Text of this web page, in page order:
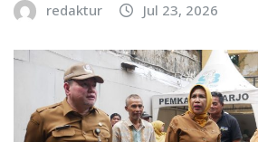
redaktur Jul 23, 2026